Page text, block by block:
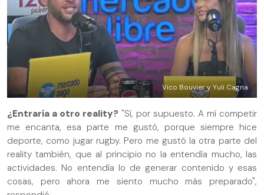
Vico Bouvier y Yuli Cagna
¿Entraría a otro reality? "Sí, por supuesto. A mí competir
me encanta, esa parte me gustó, porque siempre hice
deporte, como jugar rugby. Pero me gustó la otra parte del
reality también, que al principio no la entendía mucho, las
actividades. No entendía lo de generar contenido y esas
cosas, pero ahora me siento mucho más preparado",